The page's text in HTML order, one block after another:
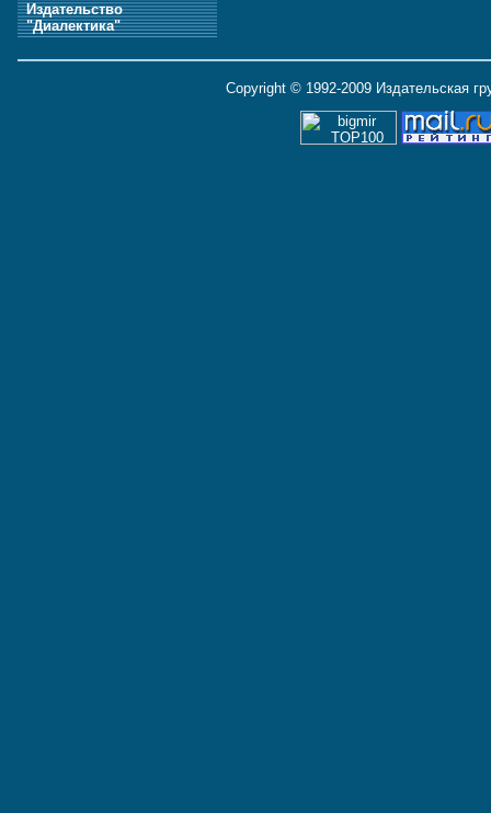
Издательство
"Диалектика"
Copyright © 1992-2009 Издательская